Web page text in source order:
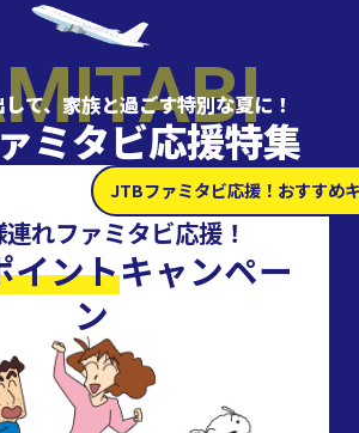
て、家族と過ごす特別な夏に！
ミタビ応援特集
JTBファミタビ応援！おすすめ
れファミタビ応援！
イントキャンペー
ン